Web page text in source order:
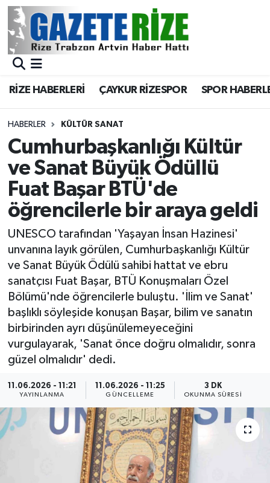
RİZE HABERLERİ ÇAYKUR RİZESPOR SPOR
HABERLER KÜLTÜR SANAT
Cumhurbaşkanlığı Kültür
ve Sanat Büyük Ödüllü
Fuat Başar BTÜ'de
öğrencilerle bir araya geldi
UNESCO tarafından 'Yaşayan İnsan Hazinesi'
unvanına layık görülen, Cumhurbaşkanlığı Kültür
ve Sanat Büyük Ödülü sahibi hattat ve ebru
sanatçısı Fuat Başar, BTÜ Konuşmaları Özel
Bölümü'nde öğrencilerle buluştu. 'İlim ve Sanat'
başlıklı söyleşide konuşan Başar, bilim ve sanatın
birbirinden ayrı düşünülemeyeceğini
vurgulayarak, 'Sanat önce doğru olmalıdır, sonra
güzel olmalıdır' dedi.
11.06.2026 - 11:21
YAYINLANMA
11.06.2026 - 11:25
GÜNCELLEME
3 DK
OKUNMA SÜRESI
BÖLGEMİZ
Asayiş
Rize Jandarma Komutanlığı
Bilim Teknoloji
Advertising news
Canlı Maç
ÇEVRE
Dış Haberler
Dünya
EĞİTİM
EKONOMİ
English News
Merkez Nöbetçi Eczaneler
Merkez Trafik Yoğunluk Haritası
Süper Lig Puan Durumu ve Fikstür
Tüm Manşetler
Son Dakika Haberleri
Haber Arşivi